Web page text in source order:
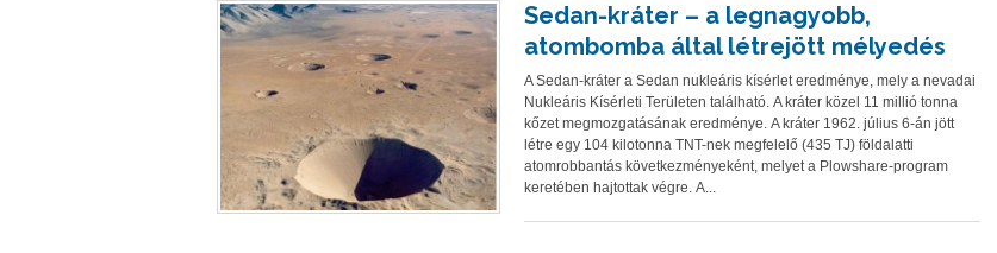
Sedan-kráter – a legnagyobb,
atombomba által létrejött mélyedés
A Sedan-kráter a Sedan nukleáris kísérlet eredménye, mely a nevadai
Nukleáris Kísérleti Területen található. A kráter közel 11 millió tonna
kőzet megmozgatásának eredménye. A kráter 1962. július 6-án jött
létre egy 104 kilotonna TNT-nek megfelelő (435 TJ) földalatti
atomrobbantás következményeként, melyet a Plowshare-program
keretében hajtottak végre. A...